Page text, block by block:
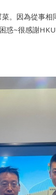
。因為從事
惑~很感謝